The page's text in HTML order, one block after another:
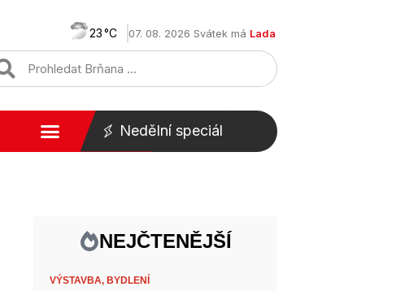
23 07. 08. 2026 Svátek má Lada
Nedělní speciál
NEJČTENĚJŠÍ
VÝSTAVBA, BYDLENÍ